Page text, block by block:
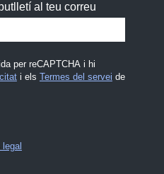
al teu correu
per reCAPTCHA i hi
i els Termes del servei de